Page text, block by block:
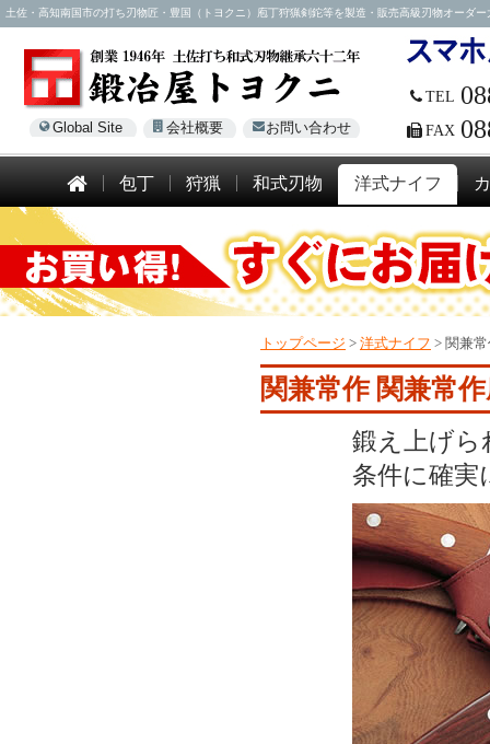
土佐・高知南国市の打ち刃物匠・豊国（トヨクニ）庖丁狩猟剣鉈等を製造・販売高級刃物オーダ
Global Site 会社概要 お問い合わせ
TEL
FAX
包丁 狩猟 和式刃物 洋式ナイフ
トップページ > 洋式ナイフ > 関兼
関兼常作 関兼常
鍛え上げら
条件に確実